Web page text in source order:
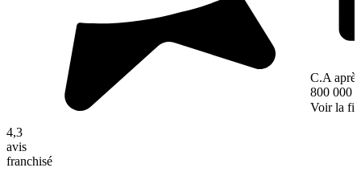
4,3
avis
franchisé
C.A
800 000 €
Voir la